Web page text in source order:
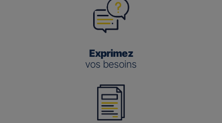
Exprimez
vos besoins